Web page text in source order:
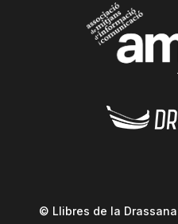
© Llibres de la Drassana